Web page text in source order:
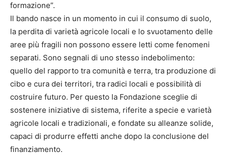
formazione”.
Il bando nasce in un momento in cui il consumo di suolo,
la perdita di varietà agricole locali e lo svuotamento delle
aree più fragili non possono essere letti come fenomeni
separati. Sono segnali di uno stesso indebolimento:
quello del rapporto tra comunità e terra, tra produzione di
cibo e cura dei territori, tra radici locali e possibilità di
costruire futuro. Per questo la Fondazione sceglie di
sostenere iniziative di sistema, riferite a specie e varietà
agricole locali e tradizionali, e fondate su alleanze solide,
capaci di produrre effetti anche dopo la conclusione del
finanziamento.